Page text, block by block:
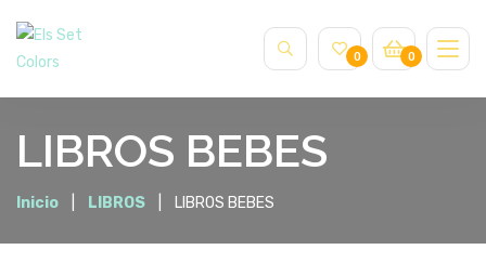
0 0
LIBROS BEBES
Inicio LIBROS LIBROS BEBES